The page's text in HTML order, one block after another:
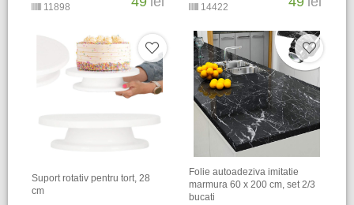
11898 14422
Suport rotativ pentru tort, 28
cm
Folie autoadeziva imitatie
marmura 60 x 200 cm, set 2/3
bucati